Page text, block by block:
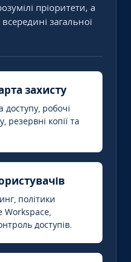
пріоритети, а
загальної
захисту
доступу, робочі
резервні копії та
політики
Workspace,
доступів.